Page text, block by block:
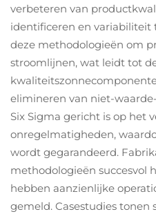
verbeteren van
identificeren en variabiliteit
deze methodologieën om
stroomlijnen, wat leidt tot
elimineren van niet-
Six Sigma gericht is op het
onregelmatigheden,
wordt gegarandeerd.
methodologieën succesvol
hebben aanzienlijke
gemeld. Casestudies